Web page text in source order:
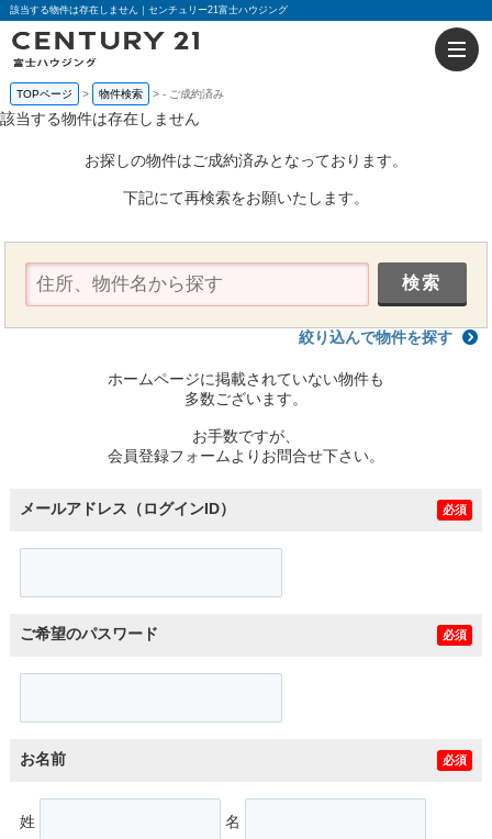
該当する物件は存在しません｜センチュリー21富士ハウジング
TOPページ 物件検索 - ご成約済み
該当する物件は存在しません
お探しの物件はご成約済みとなっております。
下記にて再検索をお願いたします。
絞り込んで物件を探す
ホームページに掲載されていない物件も
多数ございます。
お手数ですが、
会員登録フォームよりお問合せ下さい。
メールアドレス（ログインID） 必須
ご希望のパスワード 必須
お名前 必須
姓 名